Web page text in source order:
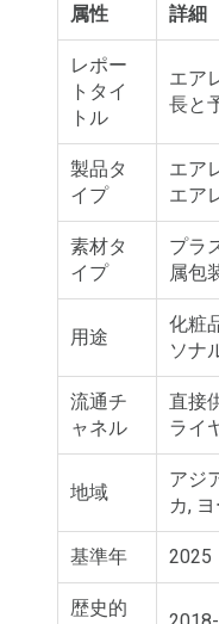
属性 詳細
レポー
トタイ
トル
エア
長と
製品タ
イプ
エア
エア
素材タ
イプ
プラ
属包
用途
化粧
ソナ
流通チ
ャネル
直接
ライ
地域
アジ
カ,
基準年 2025
歴史的